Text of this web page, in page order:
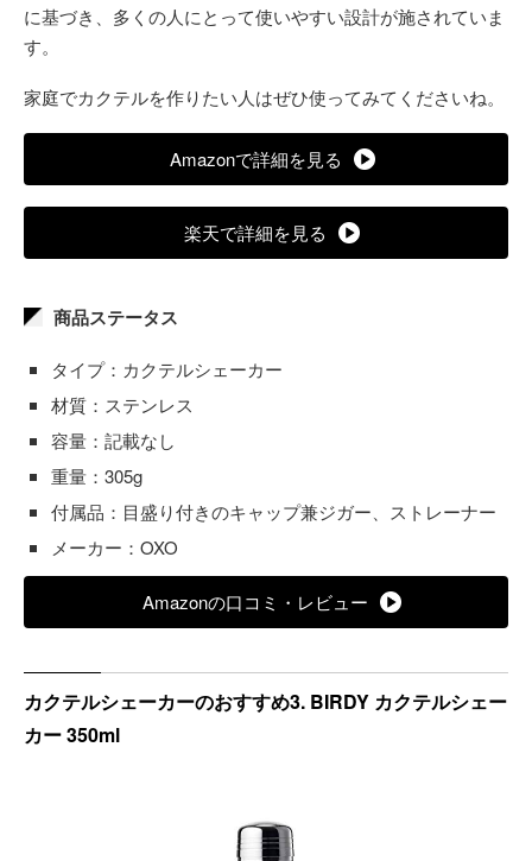
に基づき、多くの人にとって使いやすい設計が施されていま
す。
家庭でカクテルを作りたい人はぜひ使ってみてくださいね。
Amazonで詳細を見る
楽天で詳細を見る
商品ステータス
タイプ：カクテルシェーカー
材質：ステンレス
容量：記載なし
重量：305g
付属品：目盛り付きのキャップ兼ジガー、ストレーナー
メーカー：OXO
Amazonの口コミ・レビュー
カクテルシェーカーのおすすめ3. BIRDY カクテルシェー
カー 350ml